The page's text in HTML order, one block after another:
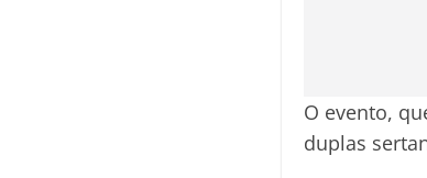
O evento,
duplas